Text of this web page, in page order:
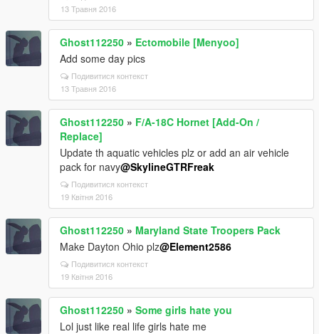
13 Травня 2016
Ghost112250 » Ectomobile [Menyoo]
Add some day pics
Подивитися контекст
13 Травня 2016
Ghost112250 » F/A-18C Hornet [Add-On /
Replace]
Update th aquatic vehicles plz or add an air vehicle
pack for navy@SkylineGTRFreak
Подивитися контекст
19 Квітня 2016
Ghost112250 » Maryland State Troopers Pack
Make Dayton Ohio plz@Element2586
Подивитися контекст
19 Квітня 2016
Ghost112250 » Some girls hate you
Lol just like real life girls hate me